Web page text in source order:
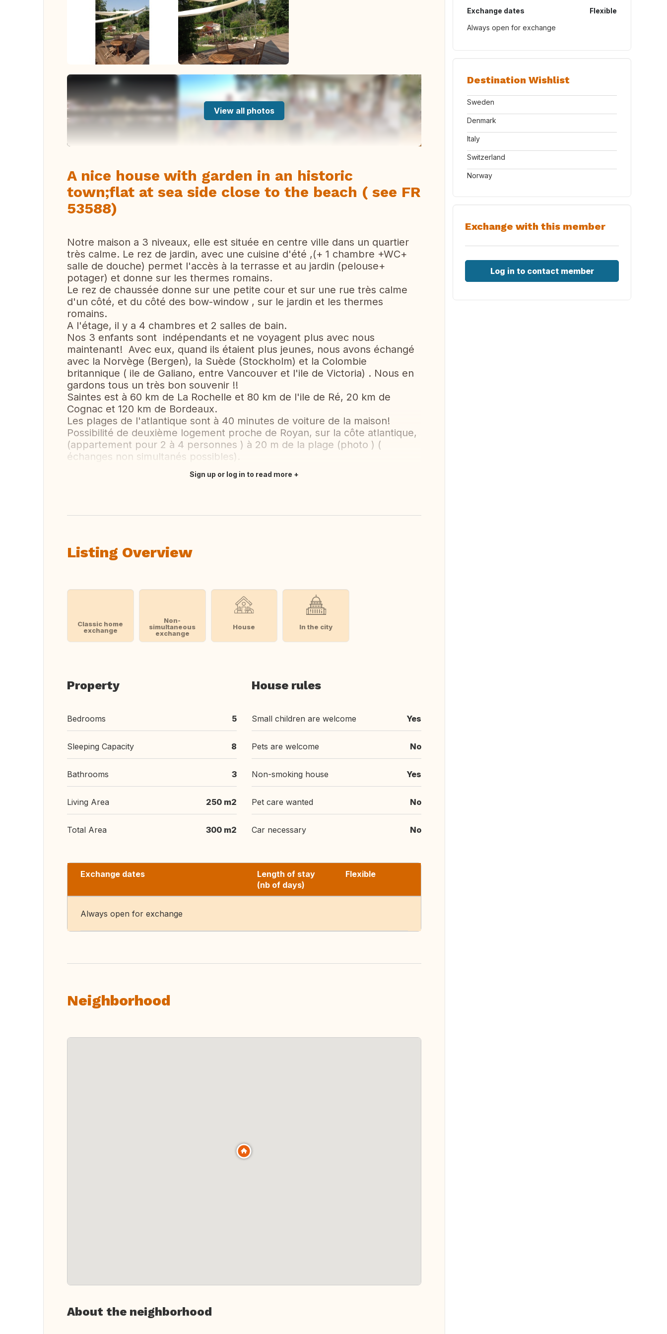
View all photos
A nice house with garden in an historic
town;flat at sea side close to the beach ( see FR
53588)
Notre maison a 3 niveaux, elle est située en centre ville dans un quartier
très calme. Le rez de jardin, avec une cuisine d'été ,(+ 1 chambre +WC+
salle de douche) permet l'accès à la terrasse et au jardin (pelouse+
potager) et donne sur les thermes romains.
Le rez de chaussée donne sur une petite cour et sur une rue très calme
d'un côté, et du côté des bow-window , sur le jardin et les thermes
romains.
A l'étage, il y a 4 chambres et 2 salles de bain.
Nos 3 enfants sont indépendants et ne voyagent plus avec nous
maintenant! Avec eux, quand ils étaient plus jeunes, nous avons échangé
avec la Norvège (Bergen), la Suède (Stockholm) et la Colombie
britannique ( ile de Galiano, entre Vancouver et l'ile de Victoria) . Nous en
gardons tous un très bon souvenir !!
Saintes est à 60 km de La Rochelle et 80 km de l'ile de Ré, 20 km de
Cognac et 120 km de Bordeaux.
Les plages de l'atlantique sont à 40 minutes de voiture de la maison!
Possibilité de deuxième logement proche de Royan, sur la côte atlantique,
(appartement pour 2 à 4 personnes ) à 20 m de la plage (photo ) (
échanges non simultanés possibles).
Sign up or log in to read more
Listing Overview
Classic home
exchange
Non-
simultaneous
exchange
House In the city
Property
Bedrooms 5
Sleeping Capacity 8
Bathrooms 3
Living Area 250 m2
Total Area 300 m2
House rules
Small children are welcome Yes
Pets are welcome No
Non-smoking house Yes
Pet care wanted No
Car necessary No
Exchange dates
Length of stay
(nb of days)
Flexible
Always open for exchange
Neighborhood
About the neighborhood
Exchange dates
Flexible
Always open for exchange
Destination Wishlist
Sweden
Denmark
Italy
Switzerland
Norway
Exchange with this member
Log in to contact member